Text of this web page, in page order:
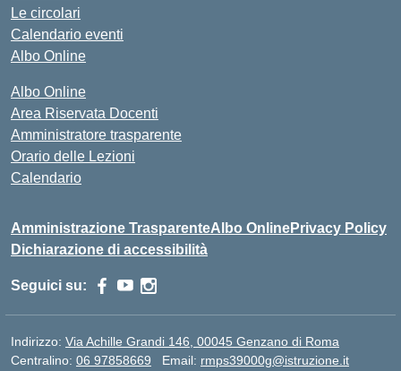
Le circolari
Calendario eventi
Albo Online
Albo Online
Area Riservata Docenti
Amministratore trasparente
Orario delle Lezioni
Calendario
Amministrazione TrasparenteAlbo OnlinePrivacy Policy
Dichiarazione di accessibilità
Seguici su:
Indirizzo: Via Achille Grandi 146, 00045 Genzano di Roma
Centralino: 06 97858669 Email: rmps39000g@istruzione.it